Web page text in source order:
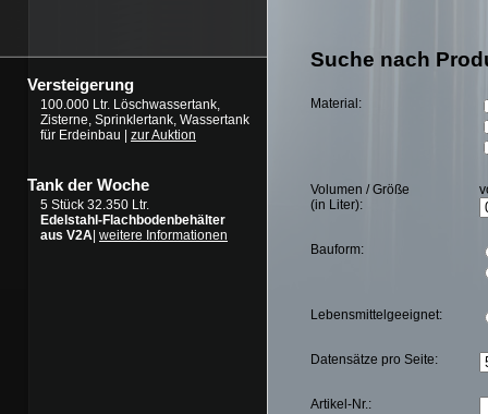
Versteigerung
100.000 Ltr. Löschwassertank,
Zisterne, Sprinklertank, Wassertank
für Erdeinbau | zur Auktion
Tank der Woche
5 Stück 32.350 Ltr.
Edelstahl-Flachbodenbehälter
aus V2A weitere Informationen
Suche nach
Material:
Volumen / Größe
(in Liter):
Bauform:
Lebensmittelgeeignet:
Datensätze pro Seite:
Artikel-Nr.: